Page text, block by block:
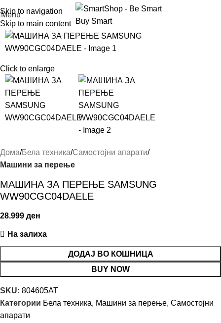
Skip to navigation
Skip to main content
Menu
Click to enlarge
Дома Бела техника Самостојни апарати
Машини за перење
МАШИНА ЗА ПЕРЕЊЕ SAMSUNG
WW90CGC04DAELE
28.999 ден
На залиха
ДОДАЈ ВО КОШНИЦА
BUY NOW
SKU: 804605AT
Категории Бела техника, Машини за перење, Самостојни
апарати